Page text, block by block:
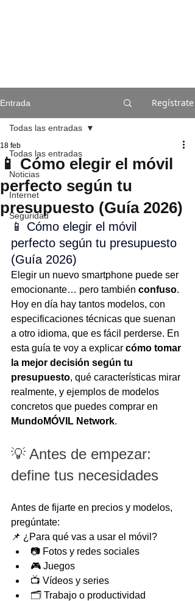
Entrada Regístrate
Todas las entradas
Noticias
Internet
Seguridad
Todas las entradas
📱 Cómo elegir el móvil
perfecto según tu
presupuesto (Guía 2026)
18 feb
📱 Cómo elegir el móvil
perfecto según tu presupuesto
(Guía 2026)
Elegir un nuevo smartphone puede ser
emocionante… pero también confuso.
Hoy en día hay tantos modelos, con
especificaciones técnicas que suenan
a otro idioma, que es fácil perderse. En
esta guía te voy a explicar cómo tomar
la mejor decisión según tu
presupuesto, qué características mirar
realmente, y ejemplos de modelos
concretos que puedes comprar en
MundoMÓVIL Network.
💡 Antes de empezar:
define tus necesidades
Antes de fijarte en precios y modelos,
pregúntate:
📌 ¿Para qué vas a usar el móvil?
📷 Fotos y redes sociales
🎮 Juegos
📺 Vídeos y series
🗂️ Trabajo o productividad